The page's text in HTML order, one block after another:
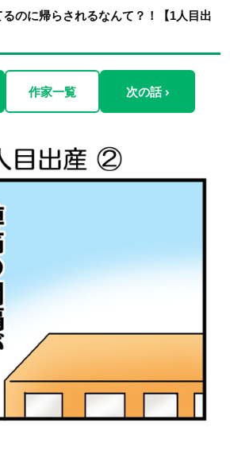
のに帰らされるなんて？！【1人目出
作家一覧 次の話 ›